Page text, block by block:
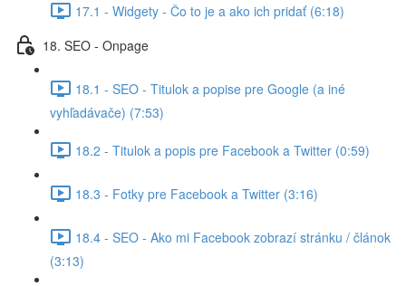
17.1 - Widgety - Čo to je a ako ich pridať (6:18)
18. SEO - Onpage
18.1 - SEO - Titulok a popise pre Google (a iné
vyhľadávače) (7:53)
18.2 - Titulok a popis pre Facebook a Twitter (0:59)
18.3 - Fotky pre Facebook a Twitter (3:16)
18.4 - SEO - Ako mi Facebook zobrazí stránku / článok
(3:13)